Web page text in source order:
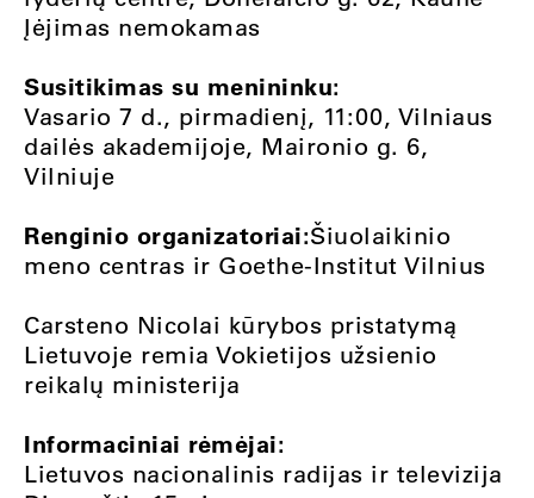
Įėjimas nemokamas
Susitikimas su menininku:
Vasario 7 d., pirmadienį, 11:00, Vilniaus
dailės akademijoje, Maironio g. 6,
Vilniuje
Renginio organizatoriai:Šiuolaikinio
meno centras ir Goethe-Institut Vilnius
Carsteno Nicolai kūrybos pristatymą
Lietuvoje remia Vokietijos užsienio
reikalų ministerija
Informaciniai rėmėjai:
Lietuvos nacionalinis radijas ir televizija